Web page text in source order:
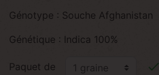
Génotype : Souche Afghanistan
Génétique : Indica 100%
Paquet de 